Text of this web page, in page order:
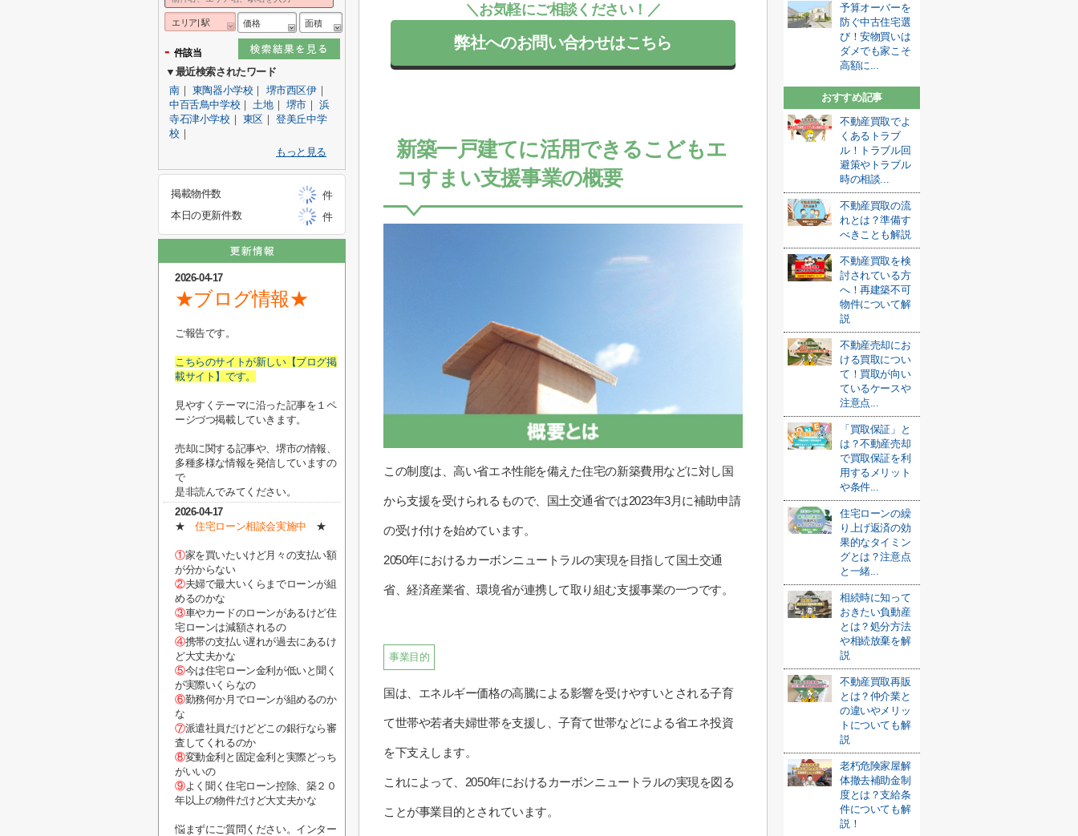
＼お気軽にご相談ください！／
弊社へのお問い合わせはこちら
新築一戸建てに活用できるこどもエ
コすまい支援事業の概要
この制度は、高い省エネ性能を備えた住宅の新築費用などに対し国
から支援を受けられるもので、国土交通省では2023年3月に補助申請
の受け付けを始めています。
2050年におけるカーボンニュートラルの実現を目指して国土交通
省、経済産業省、環境省が連携して取り組む支援事業の一つです。
事業目的
国は、エネルギー価格の高騰による影響を受けやすいとされる子育
て世帯や若者夫婦世帯を支援し、子育て世帯などによる省エネ投資
を下支えします。
これによって、2050年におけるカーボンニュートラルの実現を図る
ことが事業目的とされています。
予算オーバーを
防ぐ中古住宅選
び！安物買いは
ダメでも家こそ
高額に...
おすすめ記事
不動産買取でよ
くあるトラブ
ル！トラブル回
避策やトラブル
時の相談...
不動産買取の流
れとは？準備す
べきことも解説
不動産買取を検
討されている方
へ！再建築不可
物件について解
説
不動産売却にお
ける買取につい
て！買取が向い
ているケースや
注意点...
「買取保証」と
は？不動産売却
で買取保証を利
用するメリット
や条件...
住宅ローンの繰
り上げ返済の効
果的なタイミン
グとは？注意点
と一緒...
相続時に知って
おきたい負動産
とは？処分方法
や相続放棄を解
説
不動産買取再販
とは？仲介業と
の違いやメリッ
トについても解
説
老朽危険家屋解
体撤去補助金制
度とは？支給条
件についても解
説！
エリア| 駅 価格 面積
- 件該当
▼最近検索されたワード
南｜ 東陶器小学校 ｜ 堺市西区伊｜
中百舌鳥中学校 ｜ 土地｜ 堺市 ｜浜
寺石津小学校 ｜ 東区 ｜登美丘中学
校 ｜
もっと見る
掲載物件数
件
本日の更新件数
件
2026-04-17
★ブログ情報★
ご報告です。
こちらのサイトが新しい【ブログ掲
載サイト】です。
見やすくテーマに沿った記事を１ペ
ージづつ掲載していきます。
売却に関する記事や、堺市の情報、
多種多様な情報を発信していますの
で
是非読んでみてください。
2026-04-17
★住宅ローン相談会実施中 ★
①家を買いたいけど月々の支払い額
が分からない
②夫婦で最大いくらまでローンが組
めるのかな
③車やカードのローンがあるけど住
宅ローンは減額されるの
④携帯の支払い遅れが過去にあるけ
ど大丈夫かな
⑤今は住宅ローン金利が低いと聞く
が実際いくらなの
⑥勤務何か月でローンが組めるのか
な
⑦派遣社員だけどどこの銀行なら審
査してくれるのか
⑧変動金利と固定金利と実際どっち
がいいの
⑨よく聞く住宅ローン控除、築２０
年以上の物件だけど大丈夫かな
悩まずにご質問ください。インター